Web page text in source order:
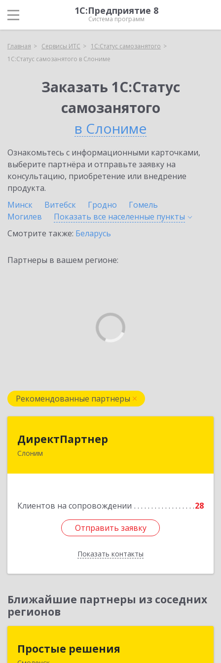
1С:Предприятие 8
Система программ
Главная Сервисы ИТС
1С:Статус самозанятого
1С:Статус самозанятого в Слониме
Заказать 1С:Статус
самозанятого
в Слониме
Ознакомьтесь с информационными карточками,
выберите партнёра и отправьте заявку на
консультацию, приобретение или внедрение
продукта.
Минск
Витебск Гродно
Гомель
Могилев
Показать все населенные пункты
Смотрите также: Беларусь
Партнеры в вашем регионе:
Рекомендованные партнеры
ДиректПартнер
Слоним
Клиентов на сопровождении 28
Отправить заявку
Показать контакты
231800, РБ, Гродненская область, г. Слоним, ул.
Отправить заявку
Назад
Ближайшие партнеры из соседних
регионов
Простые решения